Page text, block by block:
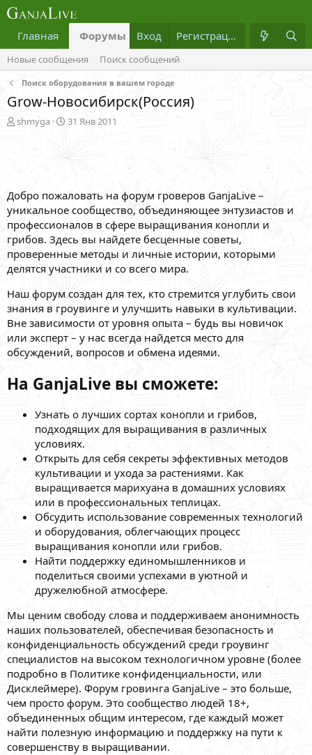
Главная Форумы Что нового? Медиа
Вход Регистрация
Новые сообщения Поиск сообщений
Поиск оборудования в вашем городе
Grow-Новосибирск(Россия)
А
е
м
ы
shmyga
Д
а
ч
а
л
31 Янв 2011
Добро пожаловать на форум гроверов GanjaLive –
уникальное сообщество, объединяющее энтузиастов и
профессионалов в сфере выращивания конопли и
грибов. Здесь вы найдете бесценные советы,
проверенные методы и личные истории, которыми
делятся участники и со всего мира.
Наш форум создан для тех, кто стремится углубить свои
знания в гроувинге и улучшить навыки в культивации.
Вне зависимости от уровня опыта – будь вы новичок
или эксперт – у нас всегда найдется место для
обсуждений, вопросов и обмена идеями.
На GanjaLive вы сможете:
Узнать о лучших сортах конопли и грибов,
подходящих для выращивания в различных
условиях.
Открыть для себя секреты эффективных методов
культивации и ухода за растениями. Как
выращивается марихуана в домашних условиях
или в профессиональных теплицах.
Обсудить использование современных технологий
и оборудования, облегчающих процесс
выращивания конопли или грибов.
Найти поддержку единомышленников и
поделиться своими успехами в уютной и
дружелюбной атмосфере.
Мы ценим свободу слова и поддерживаем анонимность
наших пользователей, обеспечивая безопасность и
конфиденциальность обсуждений среди гроувинг
специалистов на высоком технологичном уровне (более
подробно в Политике конфиденциальности, или
Дисклеймере). Форум гровинга GanjaLive – это больше,
чем просто форум. Это сообщество людей 18+,
объединенных общим интересом, где каждый может
найти полезную информацию и поддержку на пути к
совершенству в выращивании.